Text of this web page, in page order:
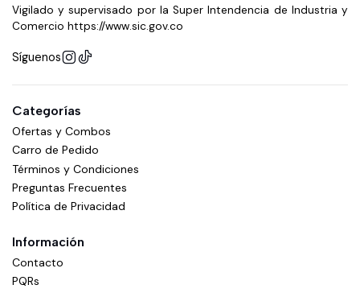
Vigilado y supervisado por la Super Intendencia de Industria y
Comercio https://www.sic.gov.co
Síguenos
Categorías
Ofertas y Combos
Carro de Pedido
Términos y Condiciones
Preguntas Frecuentes
Política de Privacidad
Información
Contacto
PQRs